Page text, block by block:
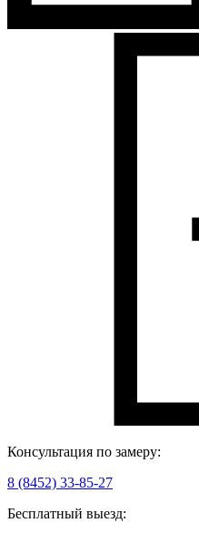
Консультация по замеру:
8 (8452) 33-85-27
Бесплатный выезд: